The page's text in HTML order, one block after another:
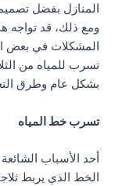
المنازل بفضل
ومع ذلك، قد تواجه
المشكلات في بعض
تسرب للمياه من
بشكل عام وطرق
تسرب خط المياه
أحد الأسباب
الخط الذي يربط